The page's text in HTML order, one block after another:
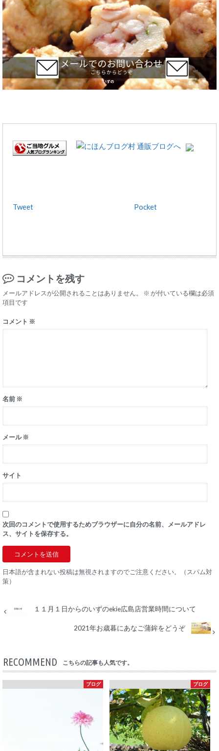
Tweet Pocket
コメントを残す
メールアドレスが公開されることはありません。 ※ が付いている欄は必須
項目です
コメント ※
名前 ※
メール※
サイト
次回のコメントで使用するためブラウザーに自分の名前、メールアドレ
ス、サイトを保存する。
日本語が含まれない投稿は無視されますのでご注意ください。（スパム対
策）
１１月１日からのいずのekie広島店営業時間について
2021年お歳暮にあなご蒲鉾をどうぞ
RECOMMEND こちらの記事も人気です。
ブログ ブログ